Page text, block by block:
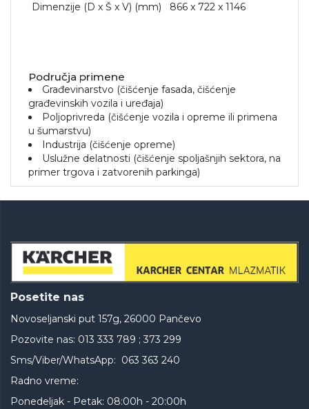
Dimenzije (D x Š x V) (mm)
866 x 722 x 1146
Područja primene
Građevinarstvo (čišćenje fasada, čišćenje
građevinskih vozila i uređaja)
Poljoprivreda (čišćenje vozila i opreme ili primena
u šumarstvu)
Industrija (čišćenje opreme)
Uslužne delatnosti (čišćenje spoljašnjih sektora, na
primer trgova i zatvorenih parkinga)
Posetite nas
Novoseljanski put 157g, 26000 Pančevo
Pozovite nas: 013 333 789 ; 373 299
Sms/Viber/WhatsApp: 063 363 240
Radno vreme:
Ponedeljak - Petak: 08:00h - 20:00h